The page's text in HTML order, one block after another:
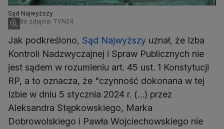
Sąd Najwyższy
Źródło zdjęcia: TVN24
Jak podkreślono, Sąd Najwyższy uznał, że Izba
Kontroli Nadzwyczajnej i Spraw Publicznych nie
jest sądem w rozumieniu art. 45 ust. 1 Konstytucji
RP, a to oznacza, że "czynność dokonana w tej
Izbie w dniu 5 stycznia 2024 r. (…) przez
Aleksandra Stępkowskiego, Marka
Dobrowolskiego i Pawła Wojciechowskiego nie